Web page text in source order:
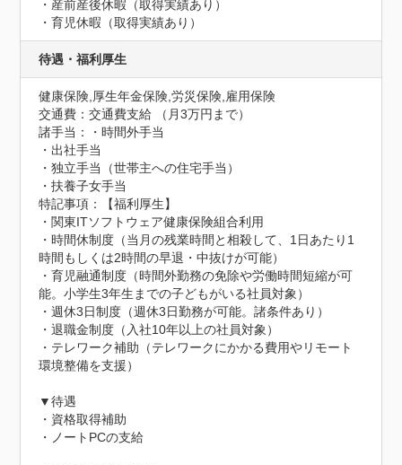
・産前産後休暇（取得実績あり）
・育児休暇（取得実績あり）
待遇・福利厚生
健康保険,厚生年金保険,労災保険,雇用保険
交通費：交通費支給 （月3万円まで）
諸手当：・時間外手当
・出社手当
・独立手当（世帯主への住宅手当）
・扶養子女手当
特記事項：【福利厚生】
・関東ITソフトウェア健康保険組合利用
・時間休制度（当月の残業時間と相殺して、1日あたり1
時間もしくは2時間の早退・中抜けが可能）
・育児融通制度（時間外勤務の免除や労働時間短縮が可
能。小学生3年生までの子どもがいる社員対象）
・週休3日制度（週休3日勤務が可能。諸条件あり）
・退職金制度（入社10年以上の社員対象）
・テレワーク補助（テレワークにかかる費用やリモート
環境整備を支援）
▼待遇
・資格取得補助
・ノートPCの支給